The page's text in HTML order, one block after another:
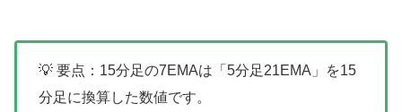
💡 要点：15分足の7EMAは「5分足21EMA」を15
分足に換算した数値です。